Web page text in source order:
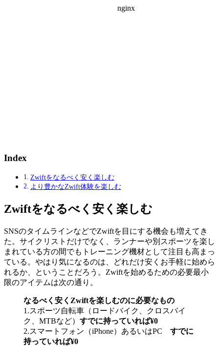
Index
Zwiftをなるべく安く楽しむ
より豊かなZwift体験を楽しむ
Zwiftをなるべく安く楽しむ
SNSのタイムラインなどでZwiftを目にする機会も増えてき
た。サイクリストだけでなく、ランナーや別スポーツを楽し
まれている方の間でもトレーニング機材として注目も高まっ
ている。やはり気になるのは、どれだけ安くお手軽に始めら
れるか、ということだろう。Zwiftを始めるための必要最小
限のアイテムは次の通り。
なるべく安くZwiftを楽しむのに必要なもの
1.スポーツ自転車（ロードバイク、クロスバイ
ク、MTBなど） すでに持っていれば¥0
2.スマートフォン（iPhone）あるいはPC すでに
持っていれば¥0